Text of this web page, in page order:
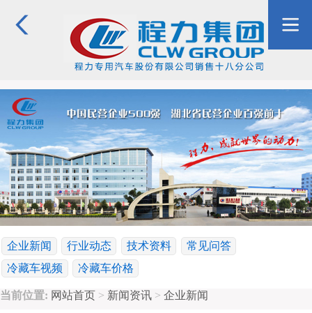
企业新闻 行业动态 技术资料
常见问答
冷藏车视频
冷藏车价格
当前位置: 网站首页 > 新闻资讯 > 企业新闻